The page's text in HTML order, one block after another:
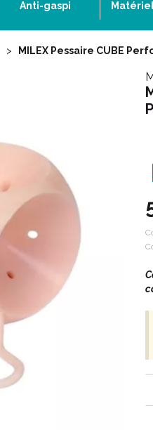
Anti-gaspi
MILEX Pessaire CUBE